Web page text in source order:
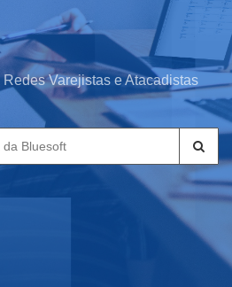
Varejistas e Atacadistas